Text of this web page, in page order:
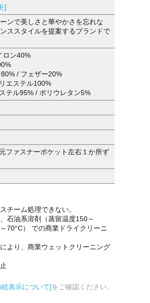
]
ンで美しさと華やかさを忘れな
ススタイルを提案するブランドで
ロン40%
/ フェザー20%
エステル100%
テル95% / ポリウレタン5%
ファスナーポケット左右１か所ず
チーム処理できない。
石油系溶剤（蒸留温度150～
70°C） での商業ドライクリーニ
より、商業ウェットクリーニング
表示について]をご確認ください。